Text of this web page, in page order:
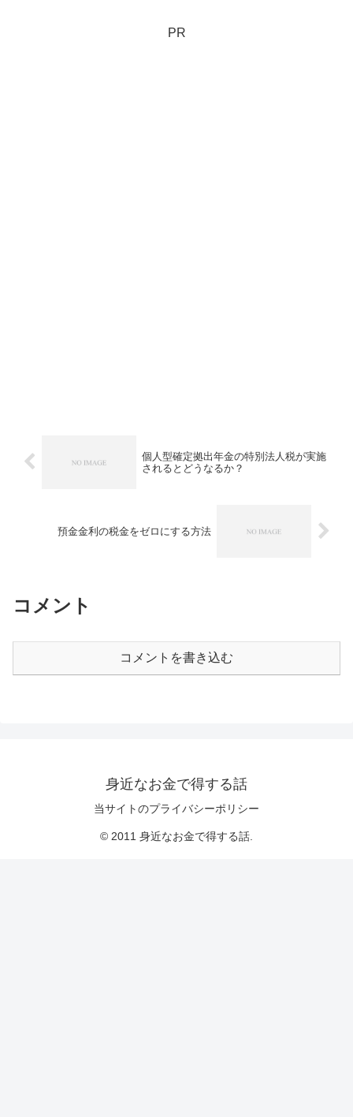
PR
個人型確定拠出年金の特別法人税が実施
されるとどうなるか？
預金金利の税金をゼロにする方法
コメント
コメントを書き込む
身近なお金で得する話
当サイトのプライバシーポリシー
© 2011 身近なお金で得する話.